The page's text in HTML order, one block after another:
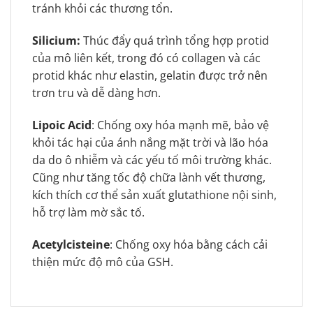
tránh khỏi các thương tổn.
Silicium: Thúc đẩy quá trình tổng hợp protid
của mô liên kết, trong đó có collagen và các
protid khác như elastin, gelatin được trở nên
trơn tru và dễ dàng hơn.
Lipoic Acid: Chống oxy hóa mạnh mẽ, bảo vệ
khỏi tác hại của ánh nắng mặt trời và lão hóa
da do ô nhiễm và các yếu tố môi trường khác.
Cũng như tăng tốc độ chữa lành vết thương,
kích thích cơ thể sản xuất glutathione nội sinh,
hỗ trợ làm mờ sắc tố.
Acetylcisteine: Chống oxy hóa bằng cách cải
thiện mức độ mô của GSH.